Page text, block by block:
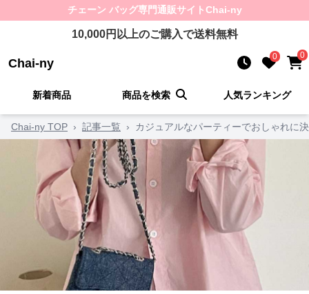
チェーン バッグ専門通販サイトChai-ny
10,000円以上のご購入で送料無料
Chai-ny 0 0
新着商品 商品を検索 人気ランキング
Chai-ny TOP › 記事一覧 › カジュアルなパーティーでおしゃれに